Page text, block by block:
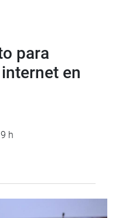
para
en
h